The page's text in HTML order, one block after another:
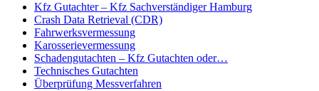
Kfz Gutachter – Kfz Sachverständiger Hamburg
Crash Data Retrieval (CDR)
Fahrwerksvermessung
Karosserievermessung
Schadengutachten – Kfz Gutachten oder…
Technisches Gutachten
Überprüfung Messverfahren